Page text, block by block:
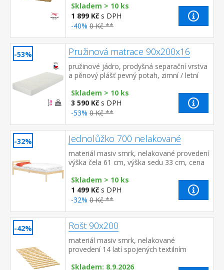
Skladem > 10 ks
1 899 Kč s DPH
-40% 0 Kč **
-53% Pružinová matrace 90x200x16
pružinové jádro, prodyšná separační vrstva
a pěnový plášť pevný potah, zimní / letní
Skladem > 10 ks
3 590 Kč s DPH
-53% 0 Kč **
-32% Jednolůžko 700 nelakované
materiál masiv smrk, nelakované provedení
výška čela 61 cm, výška sedu 33 cm, cena
matrace 90 × 200 cm (M2,...
Skladem > 10 ks
1 499 Kč s DPH
-32% 0 Kč **
-42% Rošt 90x200
materiál masiv smrk, nelakované
provedení 14 latí spojených textilním
Skladem: 8.9.2026